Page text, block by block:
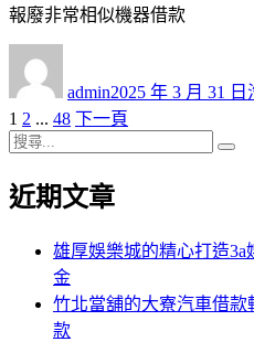
報廢非常相似機器借款
admin佈
日
期:
2025 年 3 月 31 日
文
章
分
頁
次
1 頁
次
2 ... 頁
次
48 下一頁
搜
關
近期文章
雄厚娛樂城的精心打造
金
竹北當舖的大寮汽車借
款